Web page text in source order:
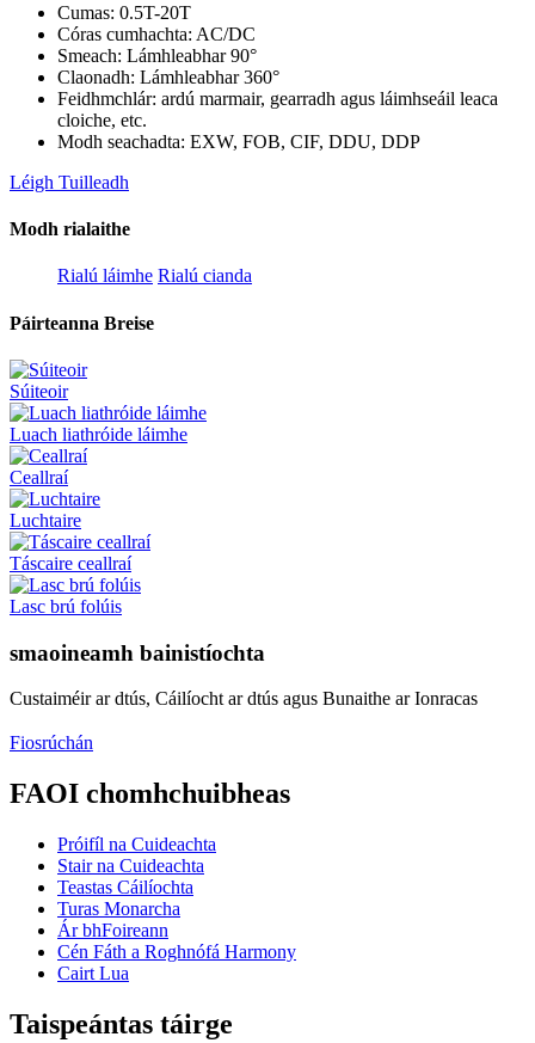
Cumas: 0.5T-20T
Córas cumhachta: AC/DC
Smeach: Lámhleabhar 90°
Claonadh: Lámhleabhar 360°
Feidhmchlár: ardú marmair, gearradh agus láimhseáil leaca
cloiche, etc.
Modh seachadta: EXW, FOB, CIF, DDU, DDP
Léigh Tuilleadh
Modh rialaithe
Rialú láimhe Rialú cianda
Páirteanna Breise
Súiteoir
Luach liathróide láimhe
Ceallraí
Luchtaire
Táscaire ceallraí
Lasc brú folúis
smaoineamh bainistíochta
Custaiméir ar dtús, Cáilíocht ar dtús agus Bunaithe ar Ionracas
Fiosrúchán
FAOI chomhchuibheas
Próifíl na Cuideachta
Stair na Cuideachta
Teastas Cáilíochta
Turas Monarcha
Ár bhFoireann
Cén Fáth a Roghnófá Harmony
Cairt Lua
Taispeántas táirge